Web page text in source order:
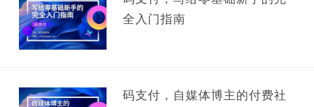
全入门指南
码支付，自媒体博主的付费社